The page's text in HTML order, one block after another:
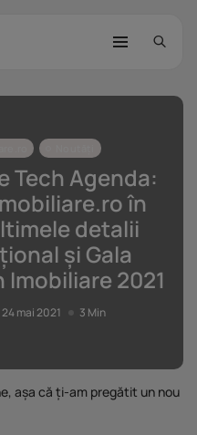
Câtă încredere
8 Min
Min
Tech Agenda:
în
detalii
și Gala
2021
24 mai 2021 3 Min
așa că ți-am pregătit un nou